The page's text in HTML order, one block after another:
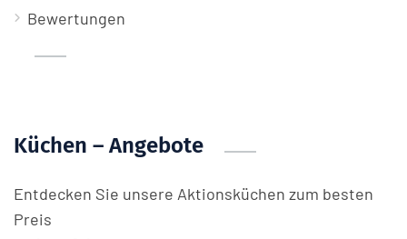
Bewertungen
Küchen – Angebote
Entdecken Sie unsere Aktionsküchen zum besten
Preis